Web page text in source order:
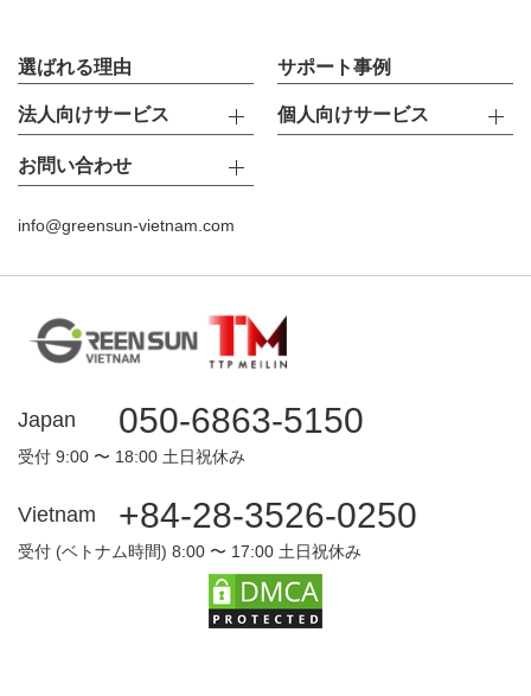
選ばれる理由 サポート事例
法人向けサービス 個人向けサービス
お問い合わせ
info@greensun-vietnam.com
Japan 050-6863-5150
受付 9:00 〜 18:00 土日祝休み
Vietnam +84-28-3526-0250
受付 (ベトナム時間) 8:00 〜 17:00 土日祝休み